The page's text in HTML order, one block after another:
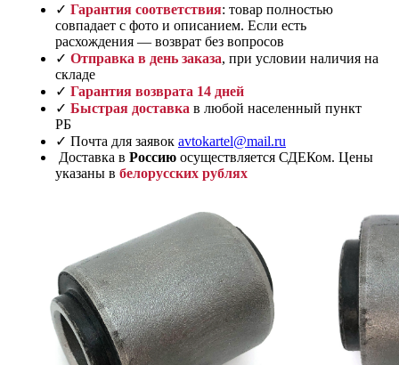
✓ Гарантия соответствия: товар полностью
совпадает с фото и описанием. Если есть
расхождения — возврат без вопросов
✓ Отправка в день заказа, при условии наличия на
складе
✓ Гарантия возврата 14 дней
✓ Быстрая доставка в любой населенный пункт
РБ
✓ Почта для заявок avtokartel@mail.ru
Доставка в Россию осуществляется СДЕКом. Цены
указаны в белорусских рублях